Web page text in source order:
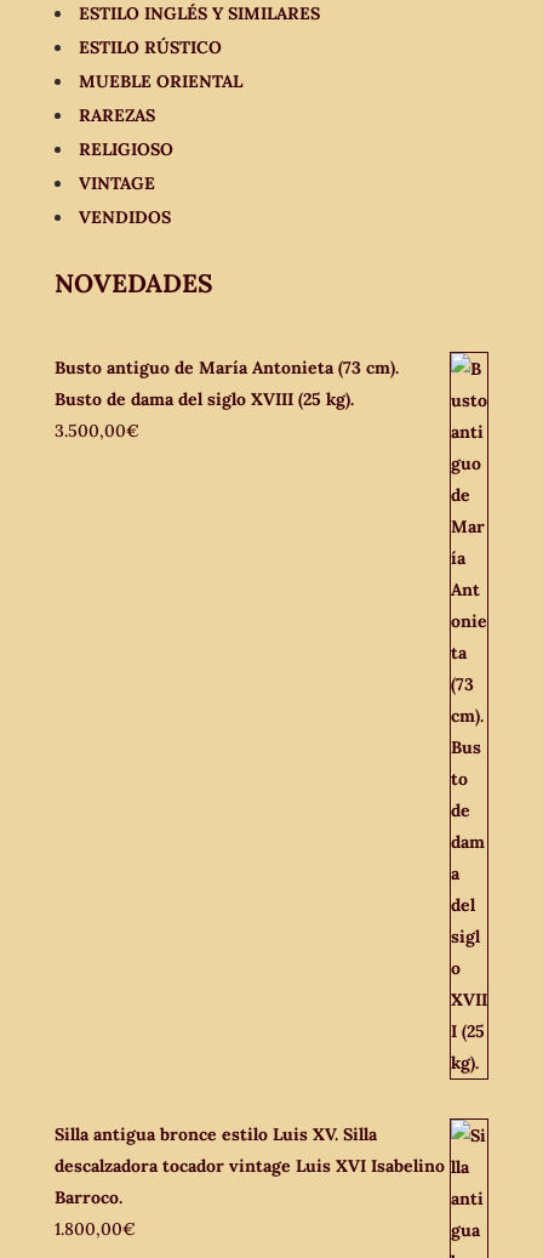
ESTILO INGLÉS Y SIMILARES
ESTILO RÚSTICO
MUEBLE ORIENTAL
RAREZAS
RELIGIOSO
VINTAGE
VENDIDOS
NOVEDADES
Busto antiguo de María Antonieta (73 cm).
Busto de dama del siglo XVIII (25 kg).
3.500,00€
Silla antigua bronce estilo Luis XV. Silla
descalzadora tocador vintage Luis XVI Isabelino
Barroco.
1.800,00€